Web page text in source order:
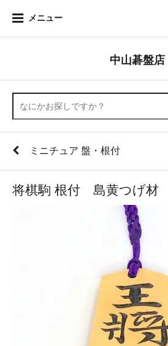
メニュー
中山碁盤店
ミニチュア 盤・根付
将棋駒 根付 島黄つげ材